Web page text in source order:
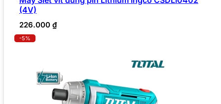
(4V)
226.000 ₫
-5%